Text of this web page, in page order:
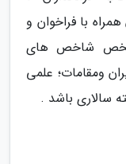
با فراخوان و
شاخص های
ومقامات؛ علمی
سالاری باشد .